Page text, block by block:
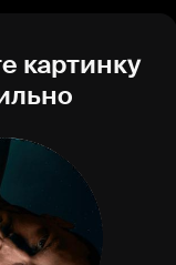
картинку